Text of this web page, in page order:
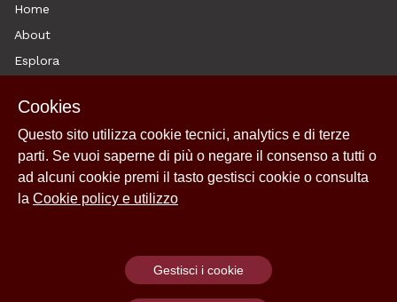
Home
About
Esplora
Archivi
Historytelling
Cookie policy e utilizzo
Cookies
Questo sito utilizza cookie tecnici, analytics e di terze
parti. Se vuoi saperne di più o negare il consenso a tutti o
ad alcuni cookie premi il tasto gestisci cookie o consulta
la Cookie policy e utilizzo
Gestisci i cookie